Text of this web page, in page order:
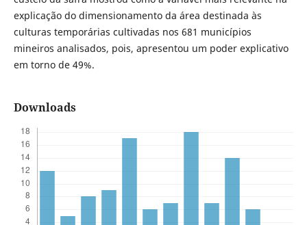
explicação do dimensionamento da área destinada às
culturas temporárias cultivadas nos 681 municípios
mineiros analisados, pois, apresentou um poder explicativo
em torno de 49%.
Downloads